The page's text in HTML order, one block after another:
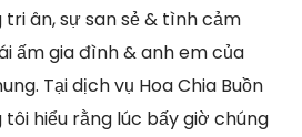
ân, sự san sẻ & tình cảm
ấm gia đình & anh em của
Tại dịch vụ Hoa Chia Buồn
hiểu rằng lúc bấy giờ chúng